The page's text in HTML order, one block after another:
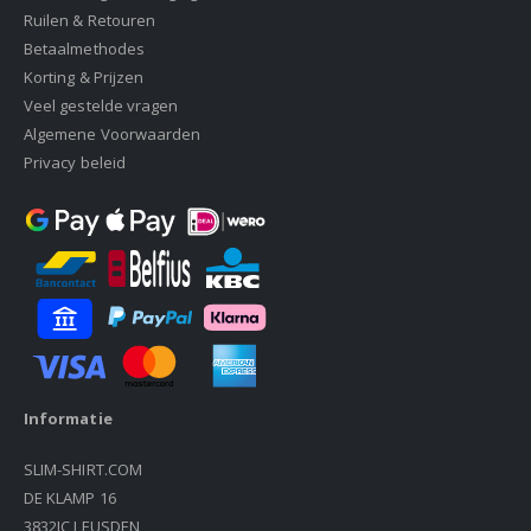
Ruilen & Retouren
Betaalmethodes
Korting & Prijzen
Veel gestelde vragen
Algemene Voorwaarden
Privacy beleid
Informatie
SLIM-SHIRT.COM
DE KLAMP 16
3832JC LEUSDEN